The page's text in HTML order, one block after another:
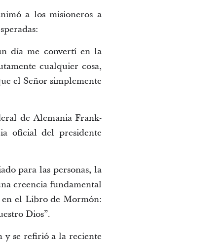
a los misioneros a
día me convertí en la
cualquier cosa,
el Señor simplemente
de Alemania Frank-
oficial del presidente
para las personas, la
creencia fundamental
en el Libro de Mormón:
Dios”.
y se refirió a la reciente